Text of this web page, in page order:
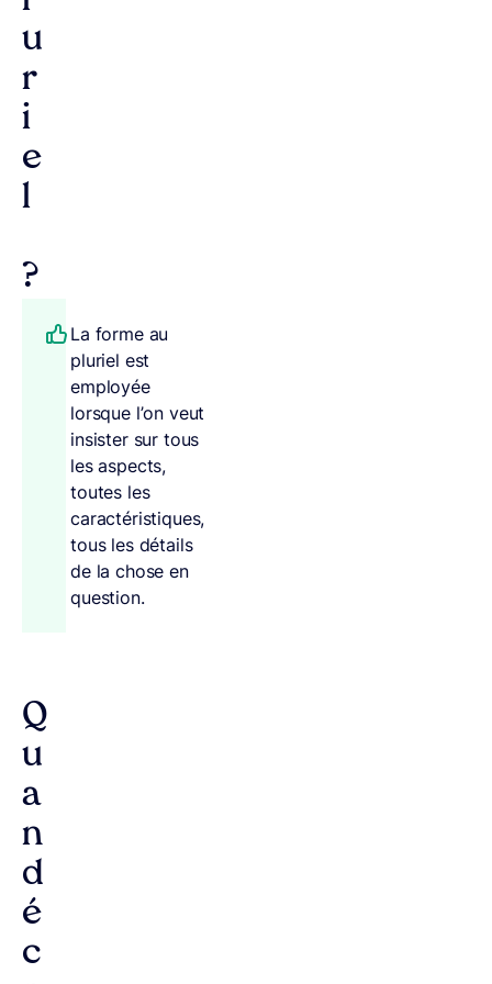
u
r
i
e
l
?
La forme au
pluriel est
employée
lorsque l’on veut
insister sur tous
les aspects,
toutes les
caractéristiques,
tous les détails
de la chose en
question.
Q
u
a
n
d
é
c